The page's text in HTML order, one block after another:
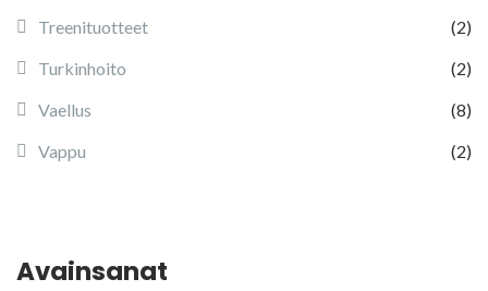
Treenituotteet
(2)
Turkinhoito
(2)
Vaellus
(8)
Vappu
(2)
Avainsanat